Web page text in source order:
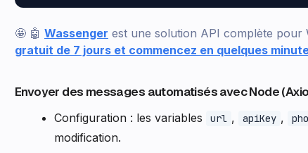
🤩 🤖 Wassenger est une solution API complète pour
gratuit de 7 jours et commencez en quelques
Envoyer des messages automatisés avec Node
Configuration : les variables url , apiKey ,
modification.